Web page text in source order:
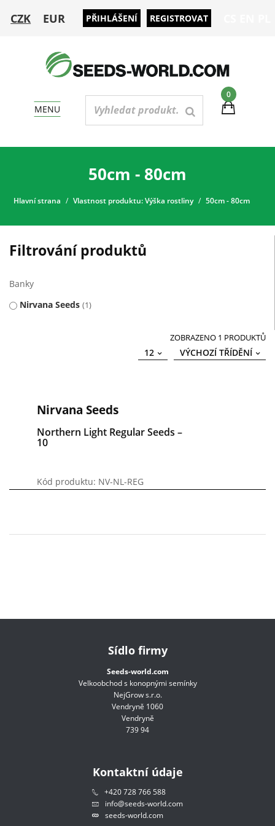
CZK EUR PŘIHLÁŠENÍ REGISTROVAT
0
MENU
50cm - 80cm
Hlavní strana Vlastnost produktu: Výška rostliny 50cm - 80cm
Filtrování produktů
Banky
Nirvana Seeds 1
ZOBRAZENO 1 PRODUKTŮ
VÝCHOZÍ TŘÍDĚNÍ
12
Nirvana Seeds
Northern Light Regular Seeds –
10
Kód produktu: NV-NL-REG
Sídlo firmy
Seeds-world.com
Velkoobchod s konopnými semínky
NejGrow s.r.o.
Vendryně 1060
Vendryně
739 94
Kontaktní údaje
+420 728 766 588
info@seeds-world.com
seeds-world.com